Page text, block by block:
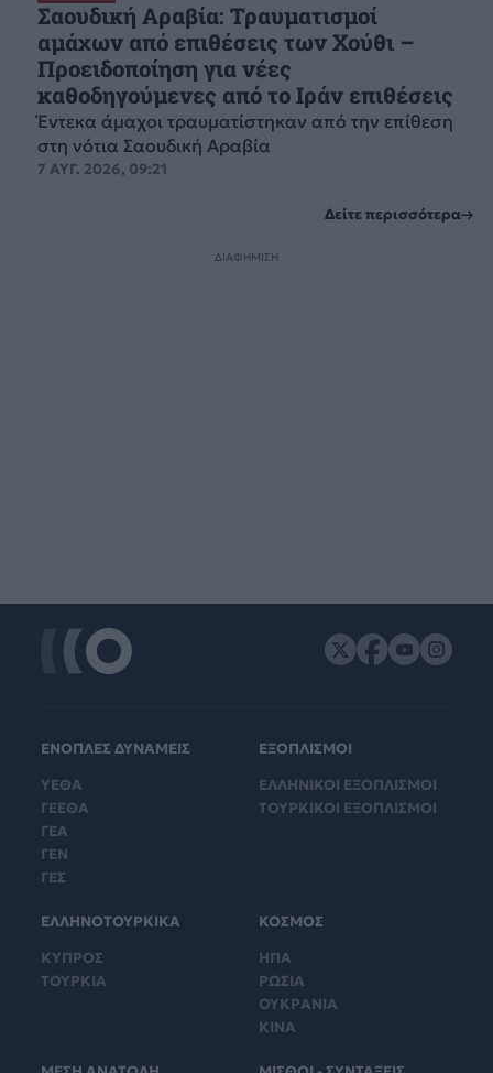
Σαουδική Αραβία: Τραυματισμοί
αμάχων από επιθέσεις των Χούθι –
Προειδοποίηση για νέες
καθοδηγούμενες από το Ιράν επιθέσεις
Έντεκα άμαχοι τραυματίστηκαν από την επίθεση
στη νότια Σαουδική Αραβία
7 ΑΥΓ. 2026, 09:21
Δείτε περισσότερα
ΔΙΑΦΗΜΙΣΗ
ΕΝΟΠΛΕΣ ΔΥΝΑΜΕΙΣ
ΥΕΘΑ
ΓΕΕΘΑ
ΓΕΑ
ΓΕΝ
ΓΕΣ
ΕΞΟΠΛΙΣΜΟΙ
ΕΛΛΗΝΙΚΟΙ ΕΞΟΠΛΙΣΜΟΙ
ΤΟΥΡΚΙΚΟΙ ΕΞΟΠΛΙΣΜΟΙ
ΕΛΛΗΝΟΤΟΥΡΚΙΚΑ
ΚΥΠΡΟΣ
ΤΟΥΡΚΙΑ
ΚΟΣΜΟΣ
ΗΠΑ
ΡΩΣΙΑ
ΟΥΚΡΑΝΙΑ
ΚΙΝΑ